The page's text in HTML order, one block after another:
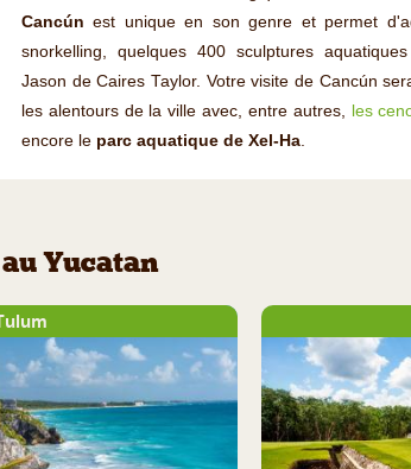
Cancúnest unique en son genre et permet
snorkelling, quelques 400 sculptures
Jason de Caires Taylor. Votre visite de Cancún
les alentours de la ville avec, entre autres, les
encore le parc aquatique de Xel-Ha.
Yucatan